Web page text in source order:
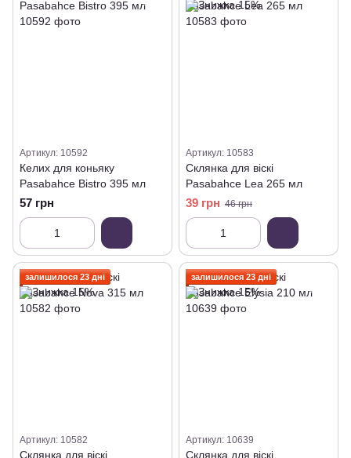
Артикул: 10592
Келих для коньяку
Pasabahce Bistro 395 мл
57 грн
Артикул: 10583
Склянка для віскі
Pasabahce Lea 265 мл
39 грн 46 грн
залишилося 23 дні
Артикул: 10582
Склянка для віскі
залишилося 23 дні
Артикул: 10639
Склянка для віскі